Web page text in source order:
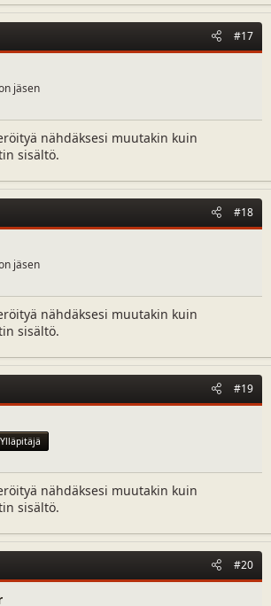
#17
jäsen
nähdäksesi muutakin kuin
sisältö.
#18
jäsen
nähdäksesi muutakin kuin
sisältö.
#19
Ylläpitäjä
nähdäksesi muutakin kuin
sisältö.
#20